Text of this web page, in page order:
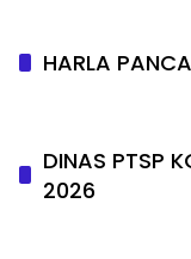
HARLA
DINAS PTSP
2026